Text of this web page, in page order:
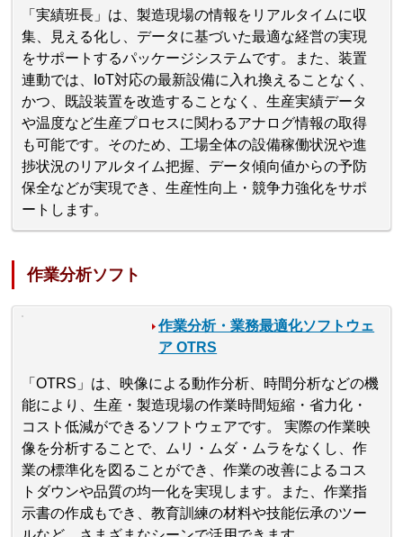
「実績班長」は、製造現場の情報をリアルタイムに収
集、見える化し、データに基づいた最適な経営の実現
をサポートするパッケージシステムです。また、装置
連動では、IoT対応の最新設備に入れ換えることなく、
かつ、既設装置を改造することなく、生産実績データ
や温度など生産プロセスに関わるアナログ情報の取得
も可能です。そのため、工場全体の設備稼働状況や進
捗状況のリアルタイム把握、データ傾向値からの予防
保全などが実現でき、生産性向上・競争力強化をサポ
ートします。
作業分析ソフト
作業分析・業務最適化ソフトウェ
ア OTRS
「OTRS」は、映像による動作分析、時間分析などの機
能により、生産・製造現場の作業時間短縮・省力化・
コスト低減ができるソフトウェアです。 実際の作業映
像を分析することで、ムリ・ムダ・ムラをなくし、作
業の標準化を図ることができ、作業の改善によるコス
トダウンや品質の均一化を実現します。また、作業指
示書の作成もでき、教育訓練の材料や技能伝承のツー